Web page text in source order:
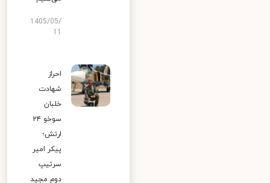
1405/05/
احراز
شهادت
خلبان
سوخو ۲۴
ارتش؛
پیکر امیر
سرتیپ
دوم مجید